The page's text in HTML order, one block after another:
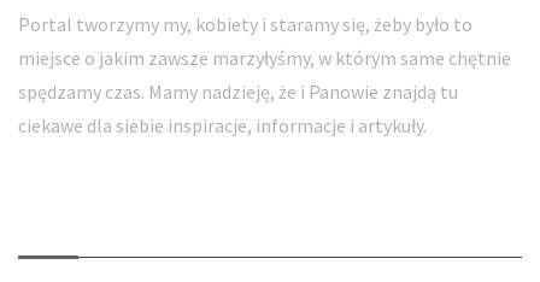
Portal tworzymy my, kobiety i staramy się, żeby było to
miejsce o jakim zawsze marzyłyśmy, w którym same chętnie
spędzamy czas. Mamy nadzieję, że i Panowie znajdą tu
ciekawe dla siebie inspiracje, informacje i artykuły.